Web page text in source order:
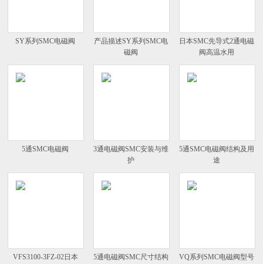
SY系列SMC电磁阀
产品描述SY系列SMC电
磁阀
日本SMC先导式2通电磁
阀高温水用
5通SMC电磁阀
3通电磁阀SMC安装与维
护
5通SMC电磁阀结构及用
途
VFS3100-3FZ-02日本
5通电磁阀SMC尺寸结构
VQ系列SMC电磁阀型号